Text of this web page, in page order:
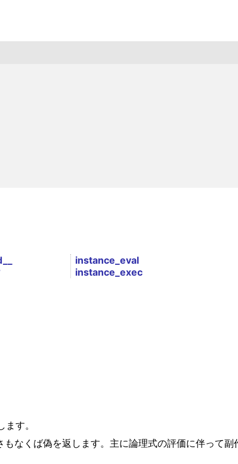
instance_eval
instance_exec
す。
なくば偽を返します。主に論理式の評価に伴って